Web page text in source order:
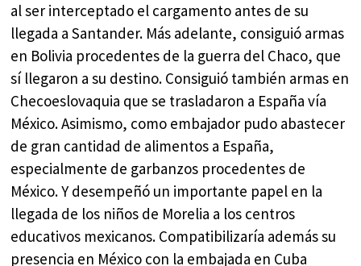
al ser interceptado el cargamento antes de su
llegada a Santander. Más adelante, consiguió armas
en Bolivia procedentes de la guerra del Chaco, que
sí llegaron a su destino. Consiguió también armas en
Checoeslovaquia que se trasladaron a España vía
México. Asimismo, como embajador pudo abastecer
de gran cantidad de alimentos a España,
especialmente de garbanzos procedentes de
México. Y desempeñó un importante papel en la
llegada de los niños de Morelia a los centros
educativos mexicanos. Compatibilizaría además su
presencia en México con la embajada en Cuba